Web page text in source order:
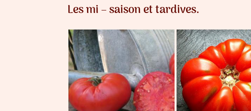
Les mi – saison et tardives.